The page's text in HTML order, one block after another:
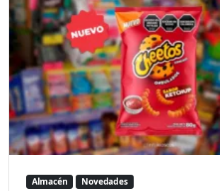
Almacén Novedades